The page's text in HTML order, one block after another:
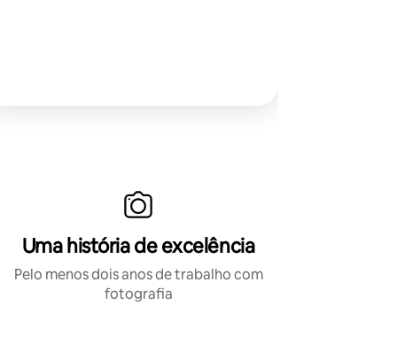
Uma história de excelência
Pelo menos dois anos de trabalho com
fotografia